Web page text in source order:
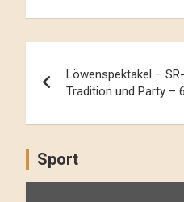
Navigation
Löwenspektakel –
Tradition und Party –
Sport